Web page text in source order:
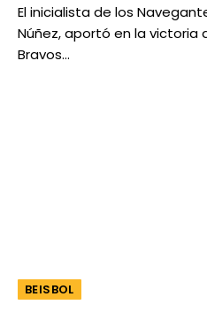
El inicialista de los
Núñez, aportó en la victoria
Bravos…
BEISBOL